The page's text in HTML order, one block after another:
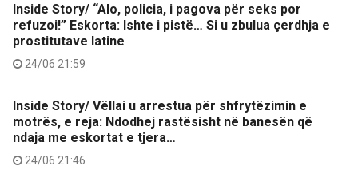
Inside Story/ “Alo, policia, i pagova për seks por
refuzoi!” Eskorta: Ishte i pistë… Si u zbulua çerdhja e
prostitutave latine
24/06 21:59
Inside Story/ Vëllai u arrestua për shfrytëzimin e
motrës, e reja: Ndodhej rastësisht në banesën që
ndaja me eskortat e tjera…
24/06 21:46